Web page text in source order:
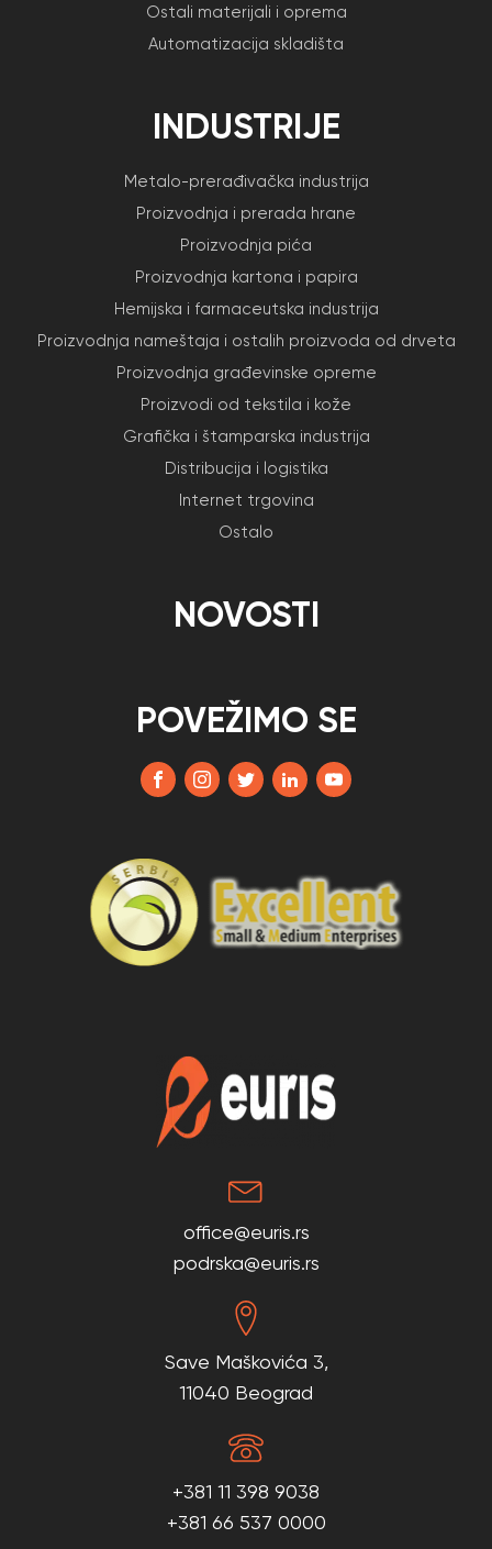
Ostali materijali i oprema
Automatizacija skladišta
INDUSTRIJE
Metalo-prerađivačka industrija
Proizvodnja i prerada hrane
Proizvodnja pića
Proizvodnja kartona i papira
Hemijska i farmaceutska industrija
Proizvodnja nameštaja i ostalih proizvoda od drveta
Proizvodnja građevinske opreme
Proizvodi od tekstila i kože
Grafička i štamparska industrija
Distribucija i logistika
Internet trgovina
Ostalo
NOVOSTI
POVEŽIMO SE
office@euris.rs
podrska@euris.rs
Save Maškovića 3,
11040 Beograd
+381 11 398 9038
+381 66 537 0000